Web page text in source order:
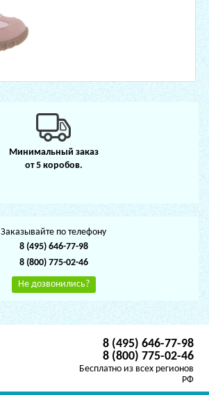
Минимальный заказ
от 5 коробов.
Заказывайте по телефону
8 (495) 646-77-98
8 (800) 775-02-46
Не дозвонились?
8 (495) 646-77-98
8 (800) 775-02-46
Бесплатно из всех регионов
РФ